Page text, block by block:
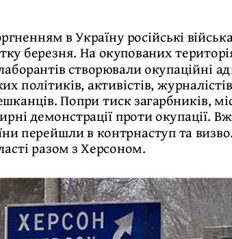
в Україну російські
березня. На окупованих
створювали окупаційні
політиків, активістів,
Попри тиск загарбників,
демонстрації проти окупації.
перейшли в контрнаступ та
разом з Херсоном.